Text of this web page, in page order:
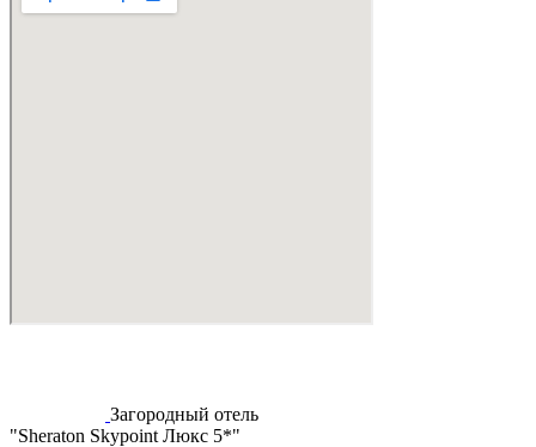
Загородный отель
"Sheraton Skypoint Люкс 5*"